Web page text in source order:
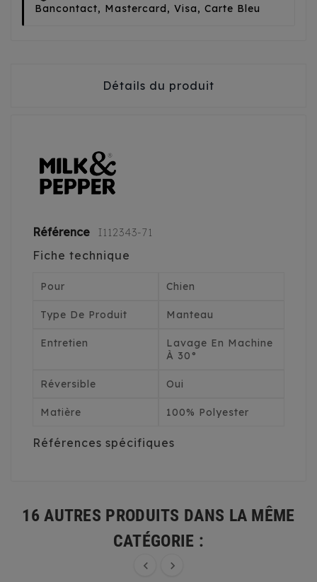
Bancontact, Mastercard, Visa, Carte Bleu
Détails du produit
Référence I112343-71
Fiche technique
Pour Chien
Type De Produit Manteau
Entretien
Lavage En Machine
À 30°
Réversible Oui
Matière 100% Polyester
Références spécifiques
16 AUTRES PRODUITS DANS LA MÊME
CATÉGORIE :
 